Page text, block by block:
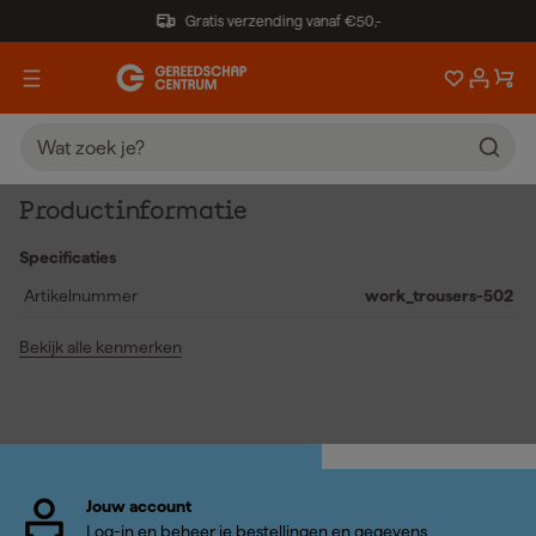
Gratis verzending vanaf €50,-
Productinformatie
Specificaties
Artikelnummer
work_trousers-502
Bekijk alle kenmerken
Jouw account
Log-in en beheer je bestellingen en gegevens